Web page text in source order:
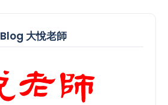
Blog 大悅老師